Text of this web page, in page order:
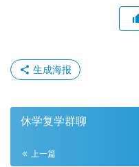
生成海报
休学复学群聊
上一篇